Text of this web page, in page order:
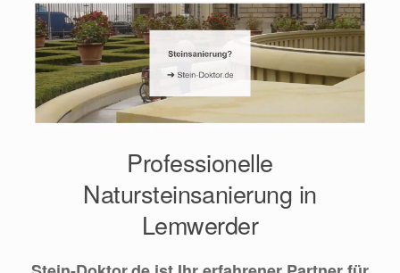
Professionelle
Natursteinsanierung in
Lemwerder